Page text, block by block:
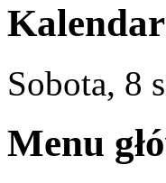
Sobota, 8
Menu